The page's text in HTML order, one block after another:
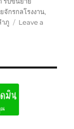
จักรกลโรงงาน,
ำภู
Leave a